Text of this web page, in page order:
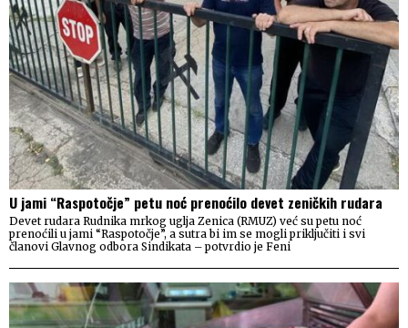
U jami “Raspotočje” petu noć prenoćilo devet zeničkih rudara
Devet rudara Rudnika mrkog uglja Zenica (RMUZ) već su petu noć
prenoćili u jami “Raspotočje”, a sutra bi im se mogli priključiti i svi
članovi Glavnog odbora Sindikata – potvrdio je Feni